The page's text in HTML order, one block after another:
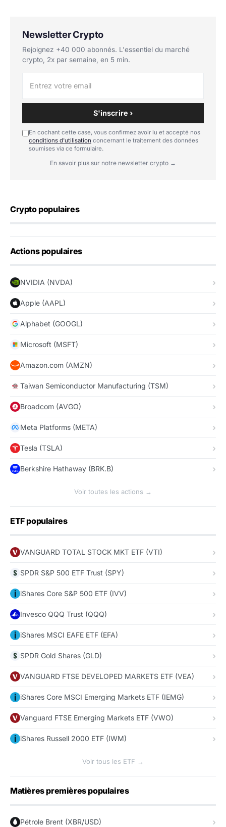
Newsletter Crypto
Rejoignez +40 000 abonnés. L'essentiel du marché
crypto, 2x par semaine, en 5 min.
S'inscrire ›
En cochant cette case, vous confirmez avoir lu et accepté nos
conditions d'utilisation concernant le traitement des données
soumises via ce formulaire.
En savoir plus sur notre newsletter crypto →
Crypto populaires
Actions populaires
NVIDIA (NVDA)
Apple (AAPL)
Alphabet (GOOGL)
Microsoft (MSFT)
Amazon.com (AMZN)
Taiwan Semiconductor Manufacturing (TSM)
Broadcom (AVGO)
Meta Platforms (META)
Tesla (TSLA)
Berkshire Hathaway (BRK.B)
Voir toutes les actions →
ETF populaires
VANGUARD TOTAL STOCK MKT ETF (VTI)
SPDR S&P 500 ETF Trust (SPY)
iShares Core S&P 500 ETF (IVV)
Invesco QQQ Trust (QQQ)
iShares MSCI EAFE ETF (EFA)
SPDR Gold Shares (GLD)
VANGUARD FTSE DEVELOPED MARKETS ETF (VEA)
iShares Core MSCI Emerging Markets ETF (IEMG)
Vanguard FTSE Emerging Markets ETF (VWO)
iShares Russell 2000 ETF (IWM)
Voir tous les ETF →
Matières premières populaires
Pétrole Brent (XBR/USD)